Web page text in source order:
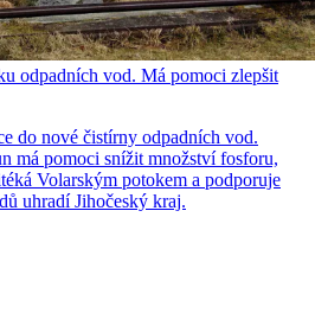
odpadních vod. Má pomoci zlepšit
do nové čistírny odpadních vod.
má pomoci snížit množství fosforu,
Volarským potokem a podporuje
uhradí Jihočeský kraj.